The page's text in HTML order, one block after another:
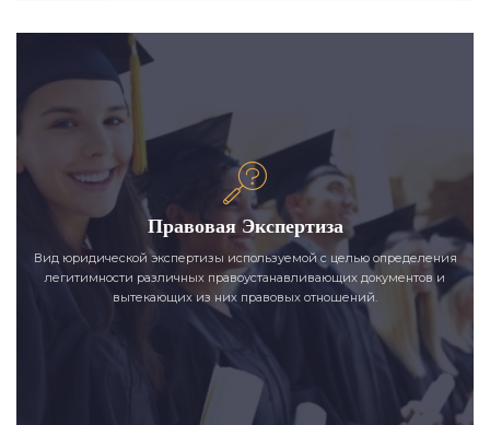
Правовая Экспертиза
Вид юридической экспертизы используемой с целью определения
легитимности различных правоустанавливающих документов и
вытекающих из них правовых отношений.